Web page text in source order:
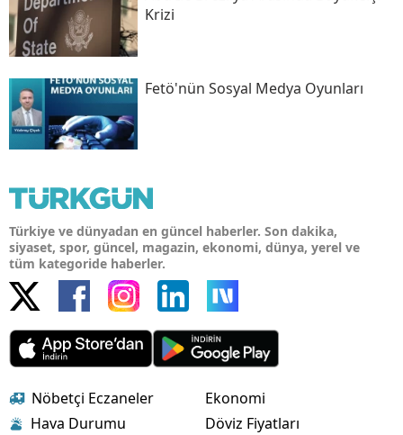
Krizi
Fetö'nün Sosyal Medya Oyunları
Türkiye ve dünyadan en güncel haberler. Son dakika,
siyaset, spor, güncel, magazin, ekonomi, dünya, yerel ve
tüm kategoride haberler.
Nöbetçi Eczaneler
Hava Durumu
Ekonomi
Döviz Fiyatları